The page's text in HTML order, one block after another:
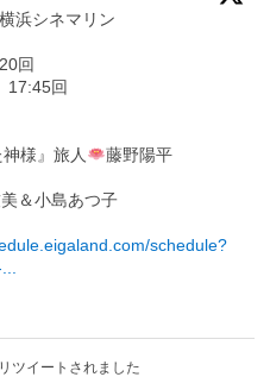
浜シネマリン
回
17:45回
様』旅人
藤野陽平
＆小島あつ子
schedule?
ツイートされました